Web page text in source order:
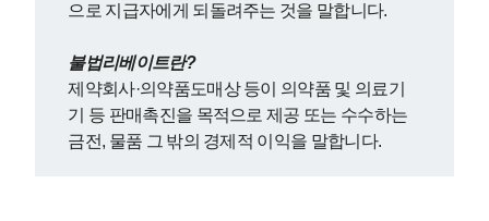
으로 지급자에게 되돌려주는 것을 말합니다.
불법리베이트란?
제약회사·의약품도매상 등이 의약품 및 의료기
기 등 판매촉진을 목적으로 제공 또는 수수하는
금전, 물품 그 밖의 경제적 이익을 말합니다.